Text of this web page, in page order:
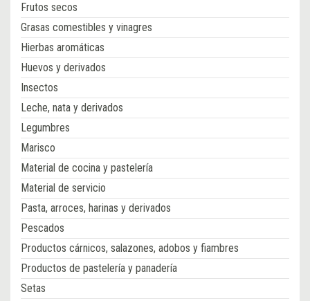
Frutos secos
Grasas comestibles y vinagres
Hierbas aromáticas
Huevos y derivados
Insectos
Leche, nata y derivados
Legumbres
Marisco
Material de cocina y pastelería
Material de servicio
Pasta, arroces, harinas y derivados
Pescados
Productos cárnicos, salazones, adobos y fiambres
Productos de pastelería y panadería
Setas